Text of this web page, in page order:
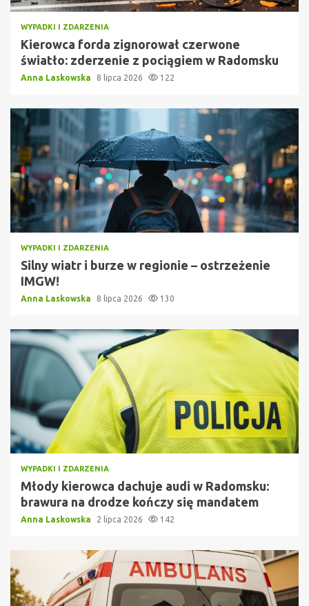
WYPADKI I ZDARZENIA
Kierowca forda zignorował czerwone
światło: zderzenie z pociągiem w Radomsku
Anna Laskowska 8 lipca 2026 122
WYPADKI I ZDARZENIA
Silny wiatr i burze w regionie – ostrzeżenie
IMGW!
Anna Laskowska 8 lipca 2026 130
WYPADKI I ZDARZENIA
Młody kierowca dachuje audi w Radomsku:
brawura na drodze kończy się mandatem
Anna Laskowska 2 lipca 2026 142